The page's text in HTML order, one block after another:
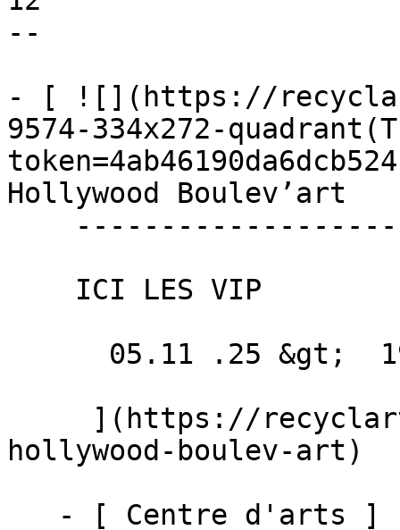
--
- [ ![](https://
9574-334x272-
Hollywood Boulev’art
hollywood-boulev-art)